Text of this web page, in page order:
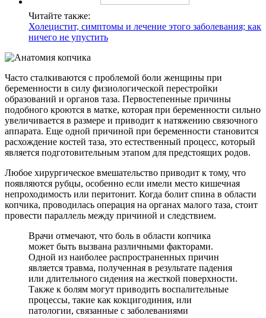
Читайте также:
Холецистит, симптомы и лечение этого заболевания; как
ничего не упустить
Часто сталкиваются с проблемой боли женщины при
беременности в силу физиологической перестройки
образований и органов таза. Первостепенные причины
подобного кроются в матке, которая при беременности сильно
увеличивается в размере и приводит к натяжению связочного
аппарата. Еще одной причиной при беременности становится
расхождение костей таза, это естественный процесс, который
является подготовительным этапом для предстоящих родов.
Любое хирургическое вмешательство приводит к тому, что
появляются рубцы, особенно если имели место кишечная
непроходимость или перитонит. Когда болит спина в области
копчика, проводилась операция на органах малого таза, стоит
провести параллель между причиной и следствием.
Врачи отмечают, что боль в области копчика
может быть вызвана различными факторами.
Одной из наиболее распространенных причин
является травма, полученная в результате падения
или длительного сидения на жесткой поверхности.
Также к болям могут приводить воспалительные
процессы, такие как кокцигодиния, или
патологии, связанные с заболеваниями